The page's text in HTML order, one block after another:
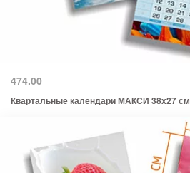
474.00
Квартальные календари МАКСИ 38х27 см